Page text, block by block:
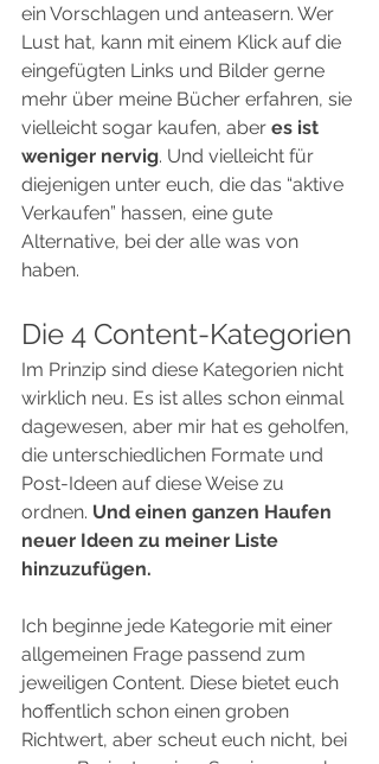
ein Vorschlagen und anteasern. Wer
Lust hat, kann mit einem Klick auf die
eingefügten Links und Bilder gerne
mehr über meine Bücher erfahren, sie
vielleicht sogar kaufen, aber es ist
weniger nervig. Und vielleicht für
diejenigen unter euch, die das “aktive
Verkaufen” hassen, eine gute
Alternative, bei der alle was von
haben.
Die 4 Content-Kategorien
Im Prinzip sind diese Kategorien nicht
wirklich neu. Es ist alles schon einmal
dagewesen, aber mir hat es geholfen,
die unterschiedlichen Formate und
Post-Ideen auf diese Weise zu
ordnen. Und einen ganzen Haufen
neuer Ideen zu meiner Liste
hinzuzufügen.
Ich beginne jede Kategorie mit einer
allgemeinen Frage passend zum
jeweiligen Content. Diese bietet euch
hoffentlich schon einen groben
Richtwert, aber scheut euch nicht, bei